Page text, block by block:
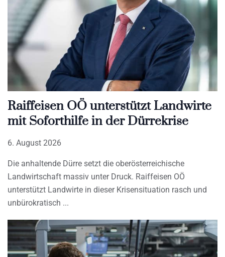
Raiffeisen OÖ unterstützt Landwirte
mit Soforthilfe in der Dürrekrise
6. August 2026
Die anhaltende Dürre setzt die oberösterreichische
Landwirtschaft massiv unter Druck. Raiffeisen OÖ
unterstützt Landwirte in dieser Krisensituation rasch und
unbürokratisch